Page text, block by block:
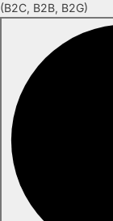
(B2C, B2B, B2G)